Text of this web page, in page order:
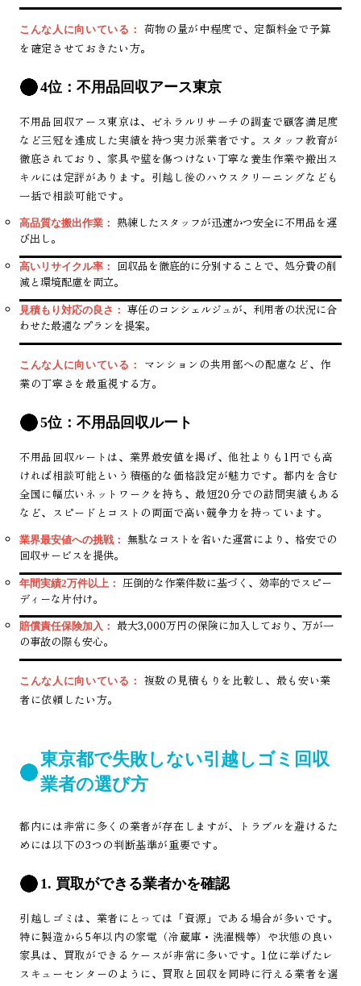
こんな人に向いている：
荷物の量が中程度で、定額料金で予算
を確定させておきたい方。
4位：不用品回収アース東京
不用品回収アース東京は、ゼネラルリサーチの調査で顧客満足度
など三冠を達成した実績を持つ実力派業者です。スタッフ教育が
徹底されており、家具や壁を傷つけない丁寧な養生作業や搬出ス
キルには定評があります。引越し後のハウスクリーニングなども
一括で相談可能です。
高品質な搬出作業： 熟練したスタッフが迅速かつ安全に不用品を運
び出し。
高いリサイクル率：
回収品を徹底的に分別することで、処分費の削
減と環境配慮を両立。
見積もり対応の良さ： 専任のコンシェルジュが、利用者の状況に合
わせた最適なプランを提案。
こんな人に向いている：
マンションの共用部への配慮など、作
業の丁寧さを最重視する方。
5位：不用品回収ルート
不用品回収ルートは、業界最安値を掲げ、他社よりも1円でも高
ければ相談可能という積極的な価格設定が魅力です。都内を含む
全国に幅広いネットワークを持ち、最短20分での訪問実績もある
など、スピードとコストの両面で高い競争力を持っています。
業界最安値への挑戦： 無駄なコストを省いた運営により、格安での
回収サービスを提供。
年間実績2万件以上：
圧倒的な作業件数に基づく、効率的でスピー
ディーな片付け。
賠償責任保険加入： 最大3,000万円の保険に加入しており、万が一
の事故の際も安心。
こんな人に向いている：
複数の見積もりを比較し、最も安い業
者に依頼したい方。
東京都で失敗しない引越しゴミ回収
業者の選び方
都内には非常に多くの業者が存在しますが、トラブルを避けるた
めには以下の3つの判断基準が重要です。
1. 買取ができる業者かを確認
引越しゴミは、業者にとっては「資源」である場合が多いです。
特に製造から5年以内の家電（冷蔵庫・洗濯機等）や状態の良い
家具は、買取ができるケースが非常に多いです。1位に挙げたレ
スキューセンターのように、買取と回収を同時に行える業者を選